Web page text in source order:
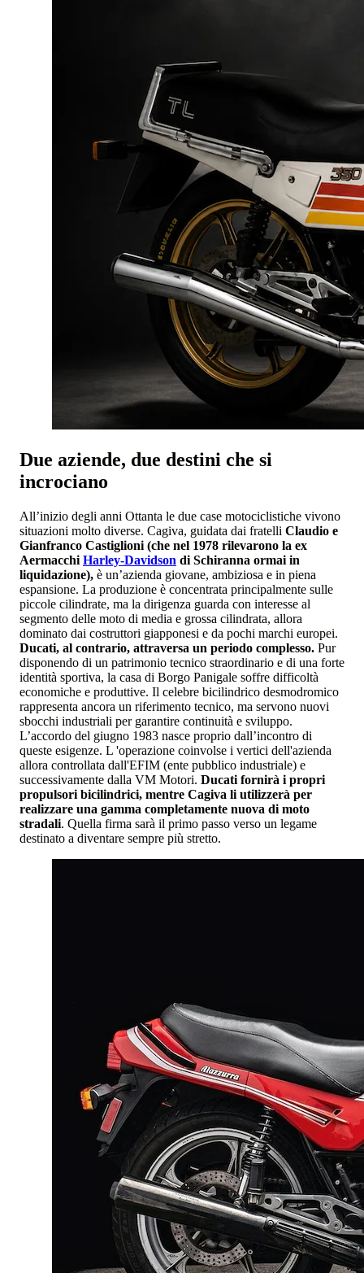
Due aziende, due destini che si
incrociano
All’inizio degli anni Ottanta le due case motociclistiche vivono
situazioni molto diverse. Cagiva, guidata dai fratelli Claudio e
Gianfranco Castiglioni (che nel 1978 rilevarono la ex
Aermacchi Harley-Davidson di Schiranna ormai in
liquidazione), è un’azienda giovane, ambiziosa e in piena
espansione. La produzione è concentrata principalmente sulle
piccole cilindrate, ma la dirigenza guarda con interesse al
segmento delle moto di media e grossa cilindrata, allora
dominato dai costruttori giapponesi e da pochi marchi europei.
Ducati, al contrario, attraversa un periodo complesso. Pur
disponendo di un patrimonio tecnico straordinario e di una forte
identità sportiva, la casa di Borgo Panigale soffre difficoltà
economiche e produttive. Il celebre bicilindrico desmodromico
rappresenta ancora un riferimento tecnico, ma servono nuovi
sbocchi industriali per garantire continuità e sviluppo.
L’accordo del giugno 1983 nasce proprio dall’incontro di
queste esigenze. L 'operazione coinvolse i vertici dell'azienda
allora controllata dall'EFIM (ente pubblico industriale) e
successivamente dalla VM Motori. Ducati fornirà i propri
propulsori bicilindrici, mentre Cagiva li utilizzerà per
realizzare una gamma completamente nuova di moto
stradali. Quella firma sarà il primo passo verso un legame
destinato a diventare sempre più stretto.